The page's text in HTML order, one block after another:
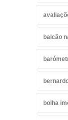
balcão
bolha